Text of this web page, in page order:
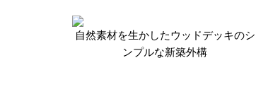
自然素材を生かしたウッドデッキのシ
ンプルな新築外構